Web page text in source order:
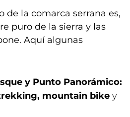
de la comarca serrana es,
puro de la sierra y las
Aquí algunas
y Punto Panorámico:
mountain bike y